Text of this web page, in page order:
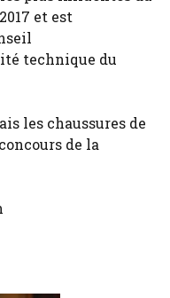
et est
technique du
les chaussures de
de la